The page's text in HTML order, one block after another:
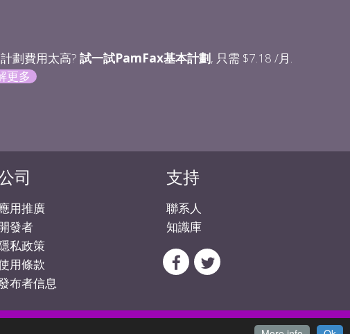
劃費用太高? 試一試PamFax基本計劃, 只需 $7.18 /月.
更多
司
應用推廣
發者
私政策
用條款
布者信息
支持
聯系人
知識庫
mbH